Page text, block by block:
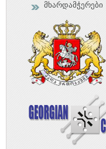
მხარდამჭერები